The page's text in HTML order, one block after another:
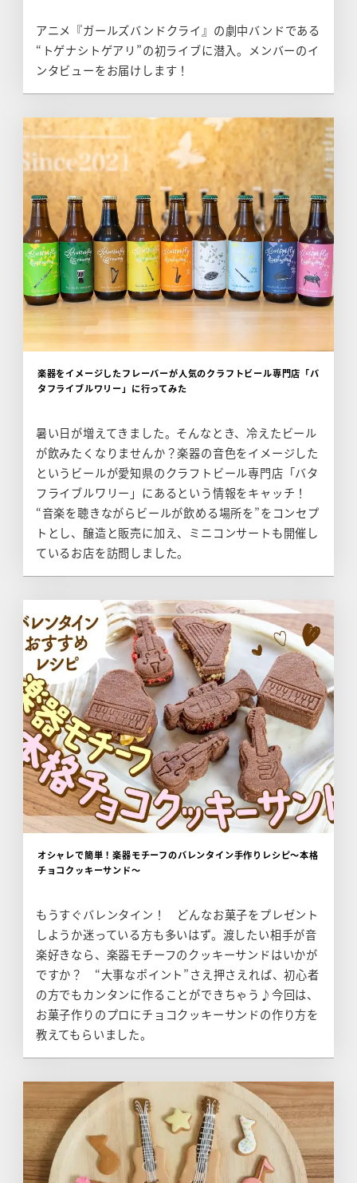
アニメ『ガールズバンドクライ』の劇中バンドである
“トゲナシトゲアリ”の初ライブに潜入。メンバーのイ
ンタビューをお届けします！
楽器をイメージしたフレーバーが人気のクラフトビール専門店「バ
タフライブルワリー」に行ってみた
暑い日が増えてきました。そんなとき、冷えたビール
が飲みたくなりませんか？楽器の音色をイメージした
というビールが愛知県のクラフトビール専門店「バタ
フライブルワリー」にあるという情報をキャッチ！
“音楽を聴きながらビールが飲める場所を”をコンセプ
トとし、醸造と販売に加え、ミニコンサートも開催し
ているお店を訪問しました。
オシャレで簡単！楽器モチーフのバレンタイン手作りレシピ～本格
チョコクッキーサンド～
もうすぐバレンタイン！ どんなお菓子をプレゼント
しようか迷っている方も多いはず。渡したい相手が音
楽好きなら、楽器モチーフのクッキーサンドはいかが
ですか？ “大事なポイント”さえ押さえれば、初心者
の方でもカンタンに作ることができちゃう♪今回は、
お菓子作りのプロにチョコクッキーサンドの作り方を
教えてもらいました。